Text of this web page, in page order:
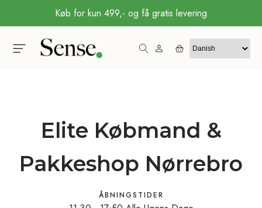
Køb for kun 499,- og få gratis levering
Elite Købmand &
Pakkeshop Nørrebro
ÅBNINGSTIDER